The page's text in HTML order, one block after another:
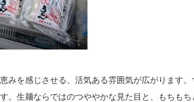
みを感じさせる、活気ある雰囲気が広がります
。生麺ならではのつややかな見た目と、もちも